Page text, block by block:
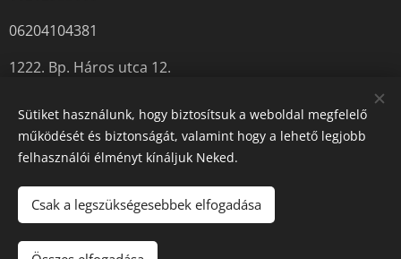
06204104381
1222. Bp. Háros utca 12.
A termékek aktuális készletéről érdeklődjön az üzletben, vagy a
megadott elérhetőségek egyikén.
Sütik
Sütiket használunk, hogy biztosítsuk a weboldal megfelelő
működését és biztonságát, valamint hogy a lehető legjobb
felhasználói élményt kínáljuk Neked.
Csak a legszükségesebbek elfogadása